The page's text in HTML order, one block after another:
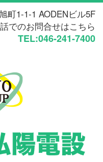
町1-1-1 AODENビル5F
でのお問合せはこちら
TEL:046-241-7400